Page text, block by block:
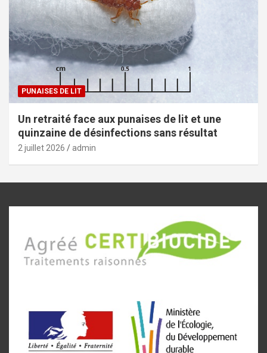
PUNAISES DE LIT
Un retraité face aux punaises de lit et une
quinzaine de désinfections sans résultat
2 juillet 2026 admin